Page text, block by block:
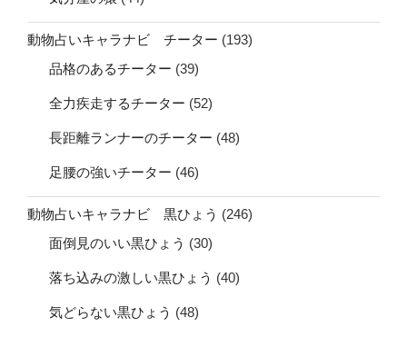
動物占いキャラナビ チーター (193)
品格のあるチーター (39)
全力疾走するチーター (52)
長距離ランナーのチーター (48)
足腰の強いチーター (46)
動物占いキャラナビ 黒ひょう (246)
面倒見のいい黒ひょう (30)
落ち込みの激しい黒ひょう (40)
気どらない黒ひょう (48)